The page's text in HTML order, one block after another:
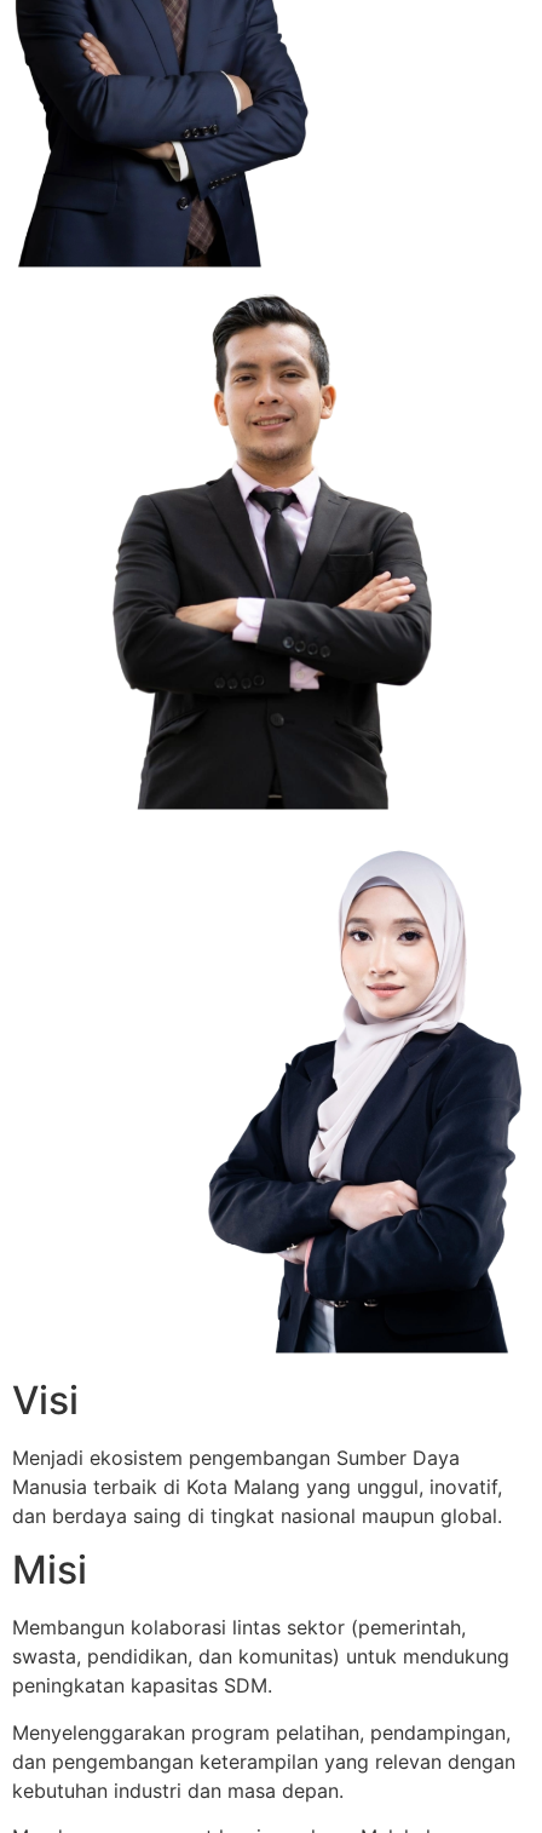
Visi
Menjadi ekosistem pengembangan Sumber Daya
Manusia terbaik di Kota Malang yang unggul, inovatif,
dan berdaya saing di tingkat nasional maupun global.
Misi
Membangun kolaborasi lintas sektor (pemerintah,
swasta, pendidikan, dan komunitas) untuk mendukung
peningkatan kapasitas SDM.
Menyelenggarakan program pelatihan, pendampingan,
dan pengembangan keterampilan yang relevan dengan
kebutuhan industri dan masa depan.